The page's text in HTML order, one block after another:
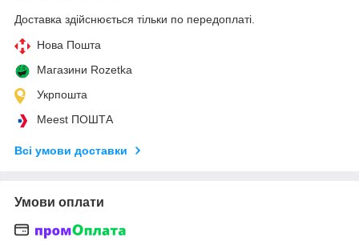
Доставка здійснюється тільки по передоплаті.
Нова Пошта
Магазини Rozetka
Укрпошта
Meest ПОШТА
Всі умови доставки
Умови оплати